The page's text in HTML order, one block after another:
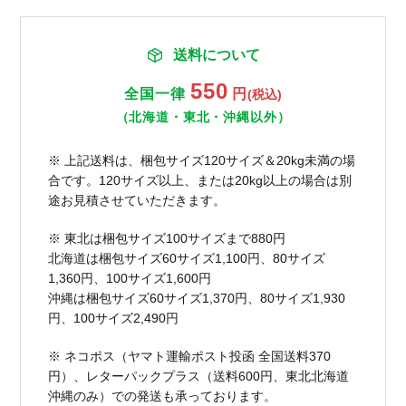
送料について
全国一律 550 円 (税込)
（北海道・東北・沖縄以外）
※ 上記送料は、梱包サイズ120サイズ＆20kg未満の場
合です。120サイズ以上、または20kg以上の場合は別
途お見積させていただきます。
※ 東北は梱包サイズ100サイズまで880円
北海道は梱包サイズ60サイズ1,100円、80サイズ
1,360円、100サイズ1,600円
沖縄は梱包サイズ60サイズ1,370円、80サイズ1,930
円、100サイズ2,490円
※ ネコポス（ヤマト運輸ポスト投函 全国送料370
円）、レターパックプラス（送料600円、東北北海道
沖縄のみ）での発送も承っております。